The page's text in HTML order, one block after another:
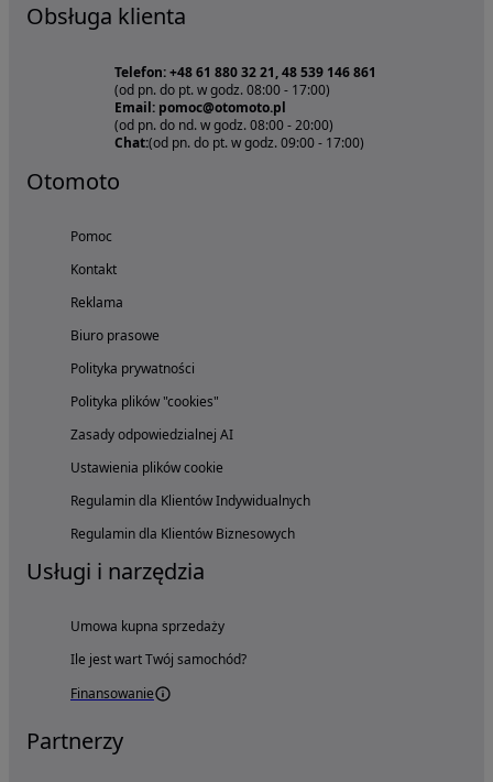
Obsługa klienta
Telefon: +48 61 880 32 21, 48 539 146 861
(od pn. do pt. w godz. 08:00 - 17:00)
Email: pomoc@otomoto.pl
(od pn. do nd. w godz. 08:00 - 20:00)
Chat:(od pn. do pt. w godz. 09:00 - 17:00)
Otomoto
Pomoc
Kontakt
Reklama
Biuro prasowe
Polityka prywatności
Polityka plików "cookies"
Zasady odpowiedzialnej AI
Ustawienia plików cookie
Regulamin dla Klientów Indywidualnych
Regulamin dla Klientów Biznesowych
Usługi i narzędzia
Umowa kupna sprzedaży
Ile jest wart Twój samochód?
Finansowanie
Partnerzy